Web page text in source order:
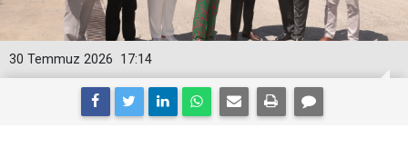
17:14
30 Temmuz 2026